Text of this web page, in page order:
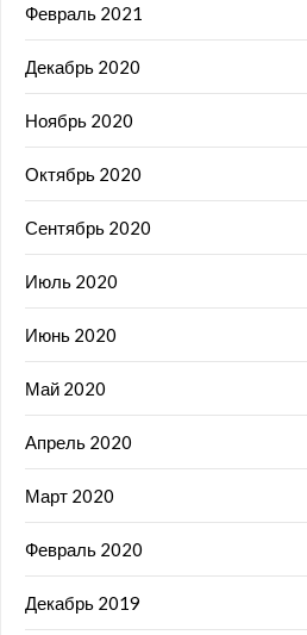
Февраль 2021
Декабрь 2020
Ноябрь 2020
Октябрь 2020
Сентябрь 2020
Июль 2020
Июнь 2020
Май 2020
Апрель 2020
Март 2020
Февраль 2020
Декабрь 2019